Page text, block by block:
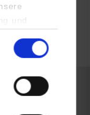
und
Nutzung